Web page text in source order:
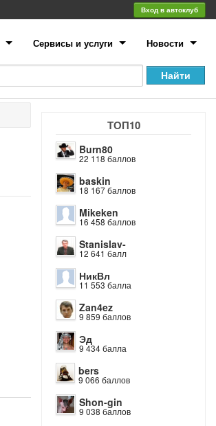
Вход в автоклуб
Сервисы и услуги Новости
ТОП10
Burn80
22 118 баллов
baskin
18 167 баллов
Mikeken
16 458 баллов
Stanislav-
12 641 балл
НикВл
11 553 балла
Zan4ez
9 859 баллов
Эд
9 434 балла
bers
9 066 баллов
Shon-gin
9 038 баллов